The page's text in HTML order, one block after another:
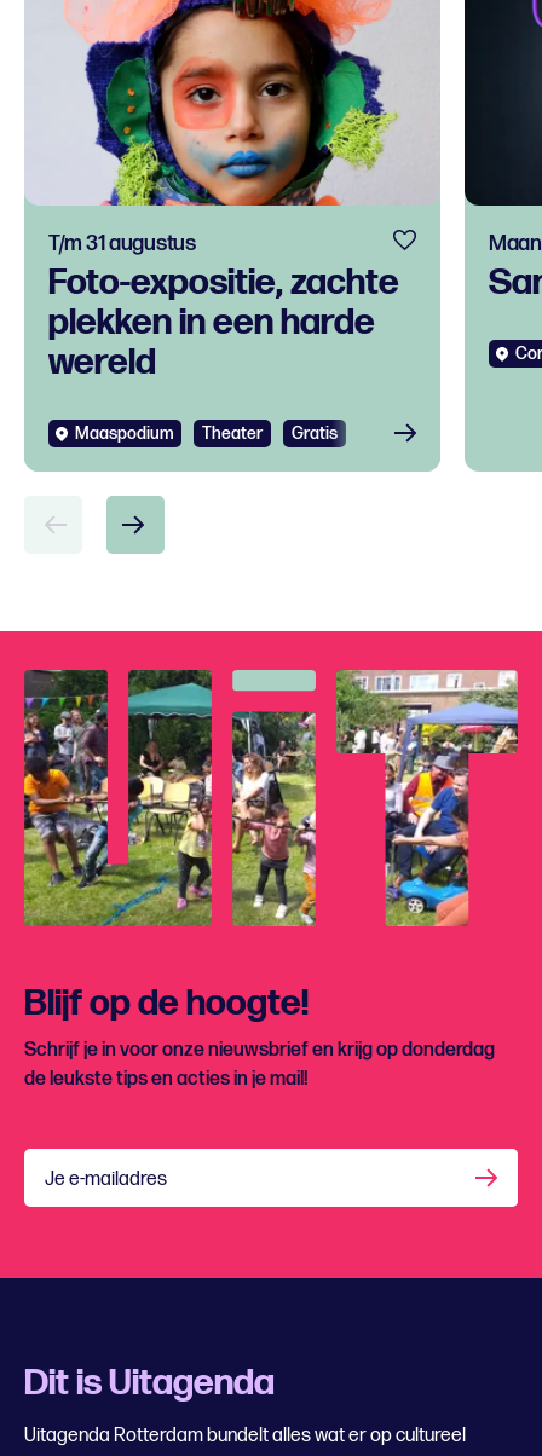
Foto-expositie, zachte
plekken in een harde
wereld
T/m 31 augustus
Maaspodium Theater Gratis
Blijf op de hoogte!
Schrijf je in voor onze nieuwsbrief en krijg op donderdag
de leukste tips en acties in je mail!
Je e-mailadres
Dit is Uitagenda
Uitagenda Rotterdam bundelt alles wat er op cultureel